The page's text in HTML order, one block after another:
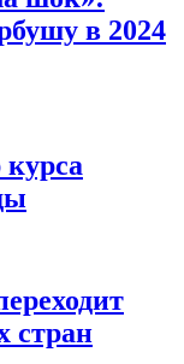
в 2024
стран